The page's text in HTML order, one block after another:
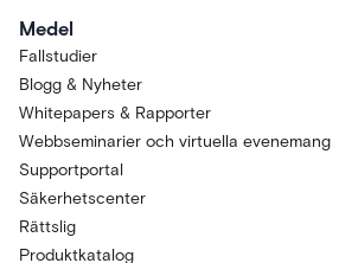
Medel
Fallstudier
Blogg & Nyheter
Whitepapers & Rapporter
Webbseminarier och virtuella evenemang
Supportportal
Säkerhetscenter
Rättslig
Produktkatalog